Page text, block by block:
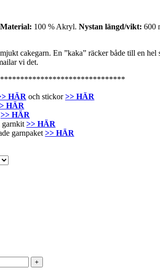
Material: 100 % Akryl. Nystan längd/vikt: 600
cakegarn. En ”kaka” räcker både till en
vi det.
HÄR och stickor>> HÄR
HÄR
>> HÄR
garnkit>> HÄR
garnpaket>> HÄR